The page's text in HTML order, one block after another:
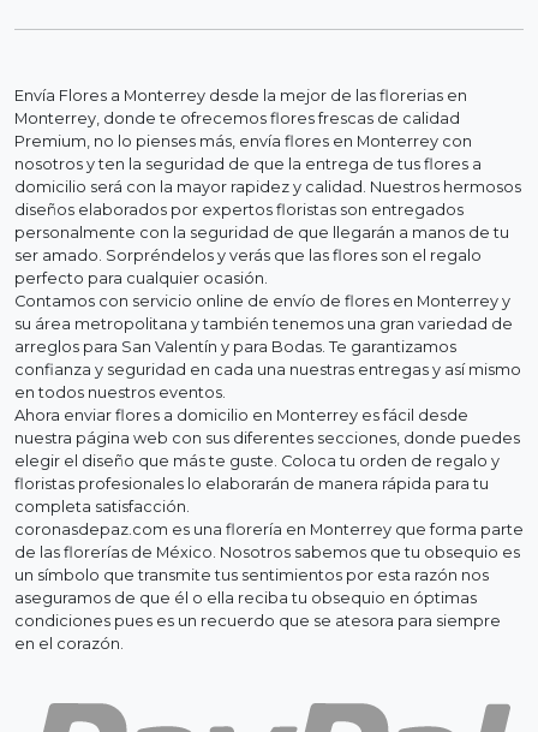
Envía Flores a Monterrey desde la mejor de las florerias en
Monterrey, donde te ofrecemos flores frescas de calidad
Premium, no lo pienses más, envía flores en Monterrey con
nosotros y ten la seguridad de que la entrega de tus flores a
domicilio será con la mayor rapidez y calidad. Nuestros hermosos
diseños elaborados por expertos floristas son entregados
personalmente con la seguridad de que llegarán a manos de tu
ser amado. Sorpréndelos y verás que las flores son el regalo
perfecto para cualquier ocasión.
Contamos con servicio online de envío de flores en Monterrey y
su área metropolitana y también tenemos una gran variedad de
arreglos para San Valentín y para Bodas. Te garantizamos
confianza y seguridad en cada una nuestras entregas y así mismo
en todos nuestros eventos.
Ahora enviar flores a domicilio en Monterrey es fácil desde
nuestra página web con sus diferentes secciones, donde puedes
elegir el diseño que más te guste. Coloca tu orden de regalo y
floristas profesionales lo elaborarán de manera rápida para tu
completa satisfacción.
coronasdepaz.com es una florería en Monterrey que forma parte
de las florerías de México. Nosotros sabemos que tu obsequio es
un símbolo que transmite tus sentimientos por esta razón nos
aseguramos de que él o ella reciba tu obsequio en óptimas
condiciones pues es un recuerdo que se atesora para siempre
en el corazón.